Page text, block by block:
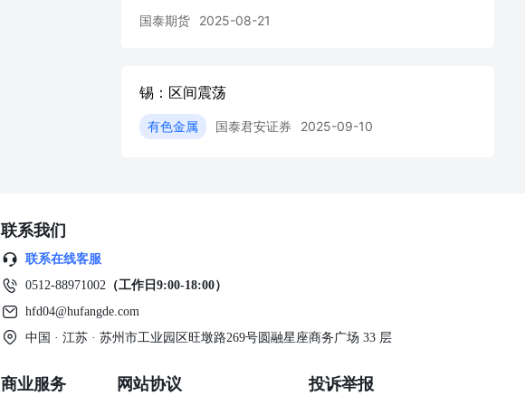
国泰期货 2025-08-21
锡：区间震荡
有色金属 国泰君安证券 2025-09-10
联系我们
联系在线客服
0512-88971002 （工作日9:00-18:00）
hfd04@hufangde.com
中国 · 江苏 · 苏州市工业园区旺墩路269号圆融星座商务广场 33 层
商业服务 网站协议 投诉举报